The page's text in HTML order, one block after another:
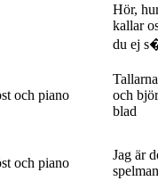
Hör,
kallar
du ej
och piano
och
blad
och piano
Jag är
spelman